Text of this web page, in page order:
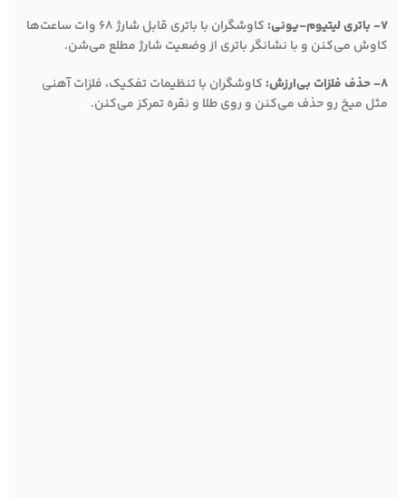
7- باتری لیتیوم-یونی:
کاوشگران با باتری قابل شارژ 68 وات ساعت‌ها
کاوش می‌کنن و با نشانگر باتری از وضعیت شارژ مطلع می‌شن.
8- حذف فلزات بی‌ارزش:
کاوشگران با تنظیمات تفکیک، فلزات آهنی
مثل میخ رو حذف می‌کنن و روی طلا و نقره تمرکز می‌کنن.